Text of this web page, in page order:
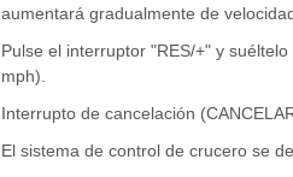
aumentará gradualmente de
Pulse el interruptor "RES/+" y
mph).
Interrupto de cancelación
El sistema de control de crucero se